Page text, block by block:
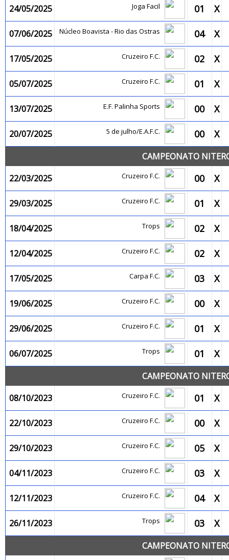
24/05/2025 Joga Facil 01 X
07/06/2025 Núcleo Boavista - Rio das Ostras 04 X
17/05/2025 Cruzeiro F.C. 02 X
05/07/2025 Cruzeiro F.C. 01 X
13/07/2025 E.F. Palinha Sports 00 X
20/07/2025 5 de julho/E.A.F.C. 00 X
CAMPEONATO
22/03/2025
Cruzeiro F.C. 00 X
29/03/2025 Cruzeiro F.C. 01 X
18/04/2025 Trops 02 X
12/04/2025 Cruzeiro F.C. 02 X
17/05/2025 Carpa F.C. 03 X
19/06/2025 Cruzeiro F.C. 00 X
29/06/2025 Cruzeiro F.C. 01 X
06/07/2025 Trops 01 X
CAMPEONATO
08/10/2023
Cruzeiro F.C. 01 X
22/10/2023 Cruzeiro F.C. 00 X
29/10/2023 Cruzeiro F.C. 05 X
04/11/2023 Cruzeiro F.C. 03 X
12/11/2023 Cruzeiro F.C. 04 X
26/11/2023 Trops 03 X
CAMPEONATO